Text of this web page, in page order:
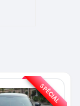
SPÉCIAL